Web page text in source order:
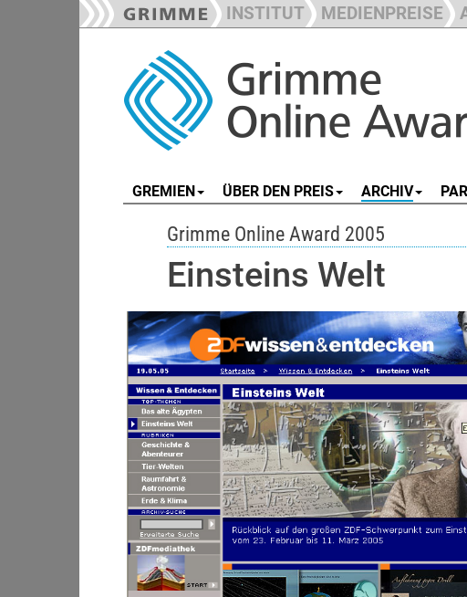
INSTITUT MEDIENPREISE
GREMIEN ÜBER DEN PREIS ARCHIV
Grimme Online Award 2005
Einsteins Welt